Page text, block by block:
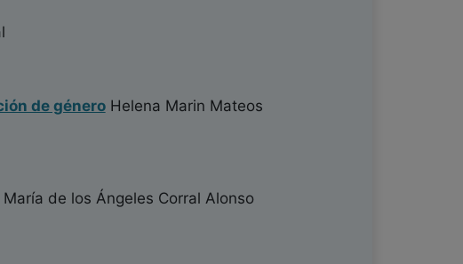
de géneroHelena Marin Mateos
María de los Ángeles Corral Alonso